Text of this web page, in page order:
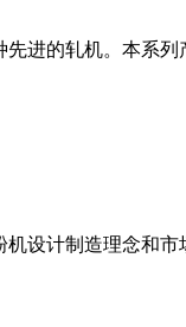
进的轧机。本系
设计制造理念和